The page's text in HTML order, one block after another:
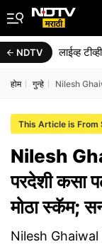
NDTV लाईव्ह टीव्ही
होम गुन्हे Nilesh
This Article is From
Nilesh
परदेशी कसा
मोठा स्कॅम;
Nilesh